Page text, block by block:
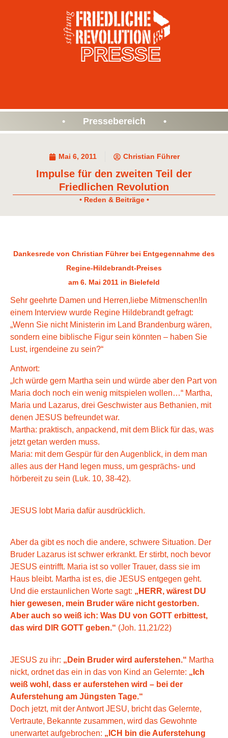
PRESSE
• Pressebereich •
Mai 6, 2011 Christian Führer
Impulse für den zweiten Teil der
Friedlichen Revolution
• Reden & Beiträge •
Dankesrede von Christian Führer bei Entgegennahme des
Regine-Hildebrandt-Preises
am 6. Mai 2011 in Bielefeld
Sehr geehrte Damen und Herren,liebe Mitmenschen!In
einem Interview wurde Regine Hildebrandt gefragt:
„Wenn Sie nicht Ministerin im Land Brandenburg wären,
sondern eine biblische Figur sein könnten – haben Sie
Lust, irgendeine zu sein?“
Antwort:
„Ich würde gern Martha sein und würde aber den Part von
Maria doch noch ein wenig mitspielen wollen…“ Martha,
Maria und Lazarus, drei Geschwister aus Bethanien, mit
denen JESUS befreundet war.
Martha: praktisch, anpackend, mit dem Blick für das, was
jetzt getan werden muss.
Maria: mit dem Gespür für den Augenblick, in dem man
alles aus der Hand legen muss, um gesprächs- und
hörbereit zu sein (Luk. 10, 38-42).
JESUS lobt Maria dafür ausdrücklich.
Aber da gibt es noch die andere, schwere Situation. Der
Bruder Lazarus ist schwer erkrankt. Er stirbt, noch bevor
JESUS eintrifft. Maria ist so voller Trauer, dass sie im
Haus bleibt. Martha ist es, die JESUS entgegen geht.
Und die erstaunlichen Worte sagt: „HERR, wärest DU
hier gewesen, mein Bruder wäre nicht gestorben.
Aber auch so weiß ich: Was DU von GOTT erbittest,
das wird DIR GOTT geben.“ (Joh. 11,21/22)
JESUS zu ihr: „Dein Bruder wird auferstehen.“ Martha
nickt, ordnet das ein in das von Kind an Gelernte: „Ich
weiß wohl, dass er auferstehen wird – bei der
Auferstehung am Jüngsten Tage.“
Doch jetzt, mit der Antwort JESU, bricht das Gelernte,
Vertraute, Bekannte zusammen, wird das Gewohnte
unerwartet aufgebrochen: „ICH bin die Auferstehung